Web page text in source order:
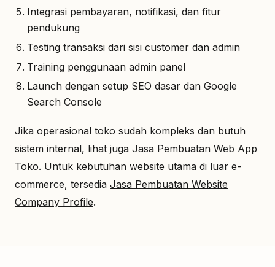
Integrasi pembayaran, notifikasi, dan fitur
pendukung
Testing transaksi dari sisi customer dan admin
Training penggunaan admin panel
Launch dengan setup SEO dasar dan Google
Search Console
Jika operasional toko sudah kompleks dan butuh
sistem internal, lihat juga Jasa Pembuatan Web App
Toko. Untuk kebutuhan website utama di luar e-
commerce, tersedia Jasa Pembuatan Website
Company Profile.